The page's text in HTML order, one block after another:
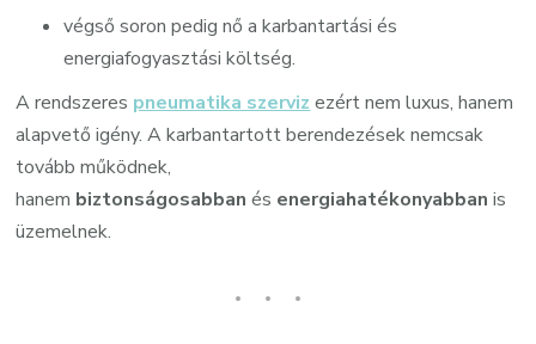
végső soron pedig nő a karbantartási és
energiafogyasztási költség.
A rendszeres pneumatika szerviz ezért nem luxus, hanem
alapvető igény. A karbantartott berendezések nemcsak
tovább működnek,
hanem biztonságosabban és energiahatékonyabban is
üzemelnek.